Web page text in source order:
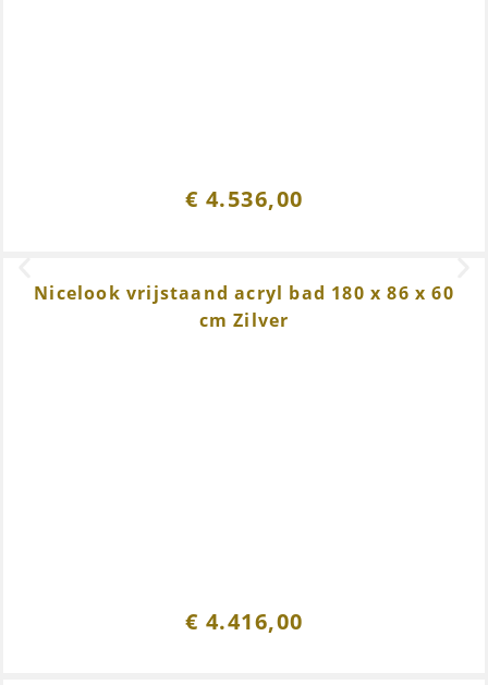
€ 4.536,00
Nicelook vrijstaand acryl bad 180 x 86 x 60
cm Zilver
€ 4.416,00